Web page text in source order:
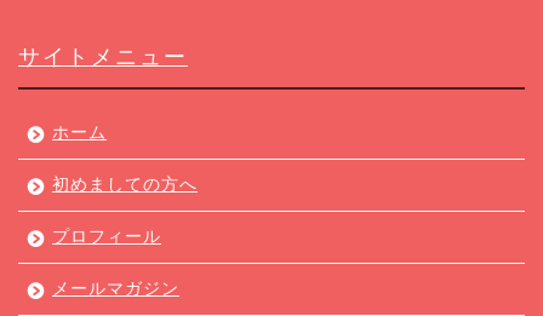
サイトメニュー
ホーム
初めましての方へ
プロフィール
メールマガジン